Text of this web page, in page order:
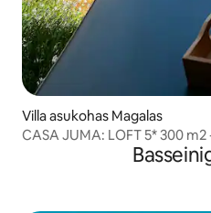
Villa asukohas Magalas
CASA JUMA: LOFT 5* 300 m2